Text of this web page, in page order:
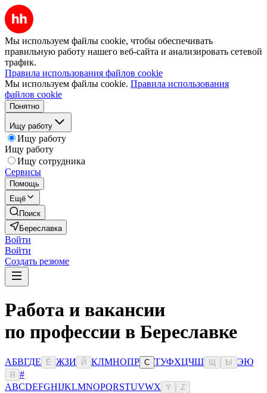
Мы используем файлы cookie, чтобы обеспечивать
правильную работу нашего веб-сайта и анализировать сетевой
трафик.
Правила использования файлов cookie
Мы используем файлы cookie. Правила использования
файлов cookie
Понятно
Ищу работу
Ищу работу
Ищу работу
Ищу сотрудника
Сервисы
Помощь
Ещё
Поиск
Береславка
Войти
Войти
Создать резюме
Работа и вакансии
по профессии в Береславке
АБВГДЕ Ё ЖЗИ Й КЛМНОПР С ТУФХЦЧШ Ы ЭЮ
Я
#
ABCDEFGHIJKLMNOPQRSTUVWX Y Z